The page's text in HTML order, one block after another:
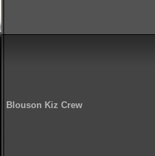
Blouson Kiz Crew